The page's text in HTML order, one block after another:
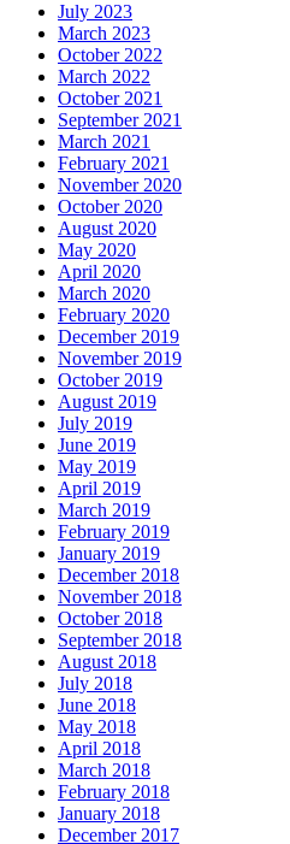
July 2023
March 2023
October 2022
March 2022
October 2021
September 2021
March 2021
February 2021
November 2020
October 2020
August 2020
May 2020
April 2020
March 2020
February 2020
December 2019
November 2019
October 2019
August 2019
July 2019
June 2019
May 2019
April 2019
March 2019
February 2019
January 2019
December 2018
November 2018
October 2018
September 2018
August 2018
July 2018
June 2018
May 2018
April 2018
March 2018
February 2018
January 2018
December 2017